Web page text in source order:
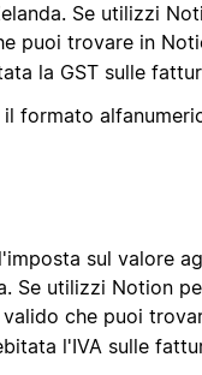
Se utilizzi
puoi trovare in
la GST sulle
formato
sul valore
Se utilizzi Notion
che puoi
l'IVA sulle